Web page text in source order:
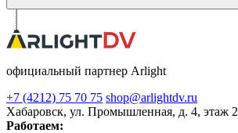
официальный партнер Arlight
+7 (4212) 75 70 75 shop@arlightdv.ru
Хабаровск, ул. Промышленная, д. 4, этаж 2
Работаем: